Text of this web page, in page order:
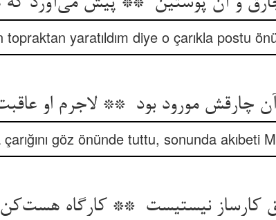
yaratıldım diye o çarıkla postu
göz önünde tuttu, sonunda akıbeti